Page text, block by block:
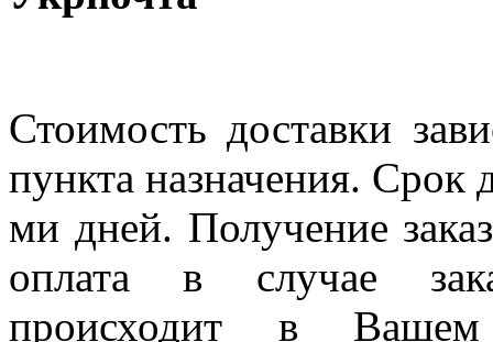
Стоимость доставки
пункта назначения. Срок
ми дней. Получение
оплата в случае
происходит в